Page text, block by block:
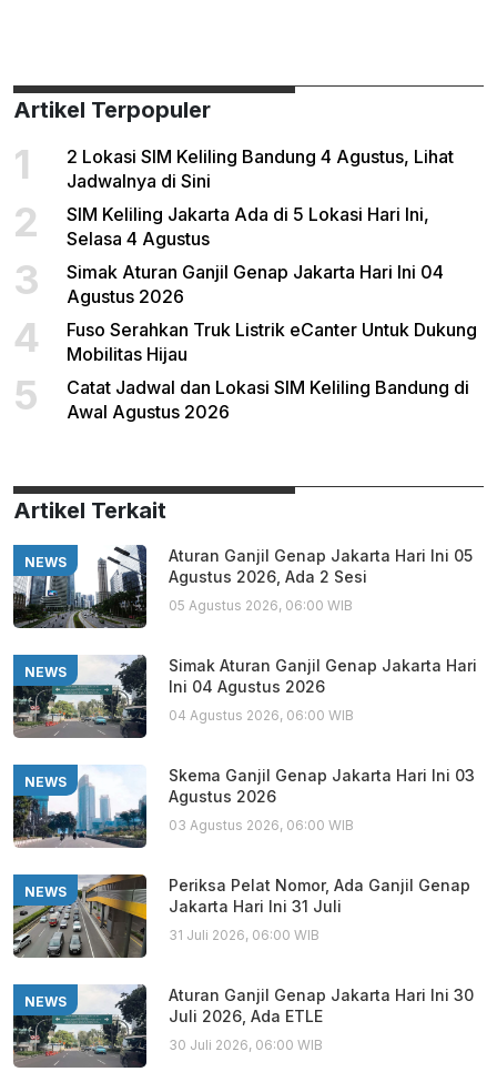
Artikel Terpopuler
1
2 Lokasi SIM Keliling Bandung 4 Agustus, Lihat
Jadwalnya di Sini
2
SIM Keliling Jakarta Ada di 5 Lokasi Hari Ini,
Selasa 4 Agustus
3
Simak Aturan Ganjil Genap Jakarta Hari Ini 04
Agustus 2026
4
Fuso Serahkan Truk Listrik eCanter Untuk Dukung
Mobilitas Hijau
5
Catat Jadwal dan Lokasi SIM Keliling Bandung di
Awal Agustus 2026
Artikel Terkait
NEWS
Aturan Ganjil Genap Jakarta Hari Ini 05
Agustus 2026, Ada 2 Sesi
05 Agustus 2026, 06:00 WIB
NEWS
Simak Aturan Ganjil Genap Jakarta Hari
Ini 04 Agustus 2026
04 Agustus 2026, 06:00 WIB
NEWS
Skema Ganjil Genap Jakarta Hari Ini 03
Agustus 2026
03 Agustus 2026, 06:00 WIB
NEWS
Periksa Pelat Nomor, Ada Ganjil Genap
Jakarta Hari Ini 31 Juli
31 Juli 2026, 06:00 WIB
NEWS
Aturan Ganjil Genap Jakarta Hari Ini 30
Juli 2026, Ada ETLE
30 Juli 2026, 06:00 WIB